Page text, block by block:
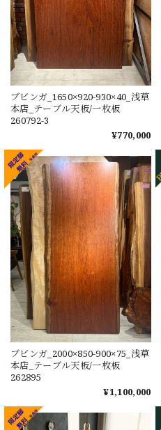
ブビンガ_1650×920-930×40_浅草
本店_テーブル天板/一枚板
260792-3
¥770,000
ブビンガ_2000×850-900×75_浅草
本店_テーブル天板/一枚板
262895
¥1,100,000